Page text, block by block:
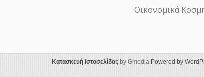
Οικονομικά
Κατασκευή Ιστοσελίδαςby Gmedia Powered by